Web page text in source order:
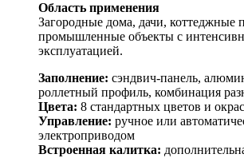
Область применения
Загородные дома, дачи, коттеджные
промышленные объекты с
эксплуатацией.
Заполнение: сэндвич-панель,
роллетный профиль, комбинация
Цвета: 8 стандартных цветов и
Управление: ручное или
электроприводом
Встроенная калитка: